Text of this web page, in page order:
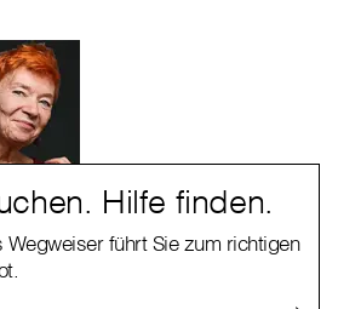
Hilfe finden.
Wegweiser führt Sie zum richtigen